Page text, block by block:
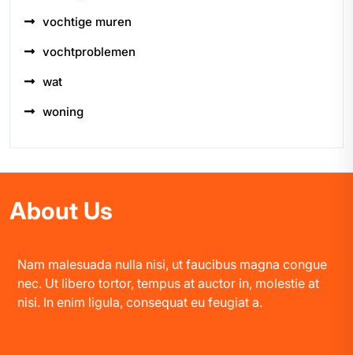
vochtige muren
vochtproblemen
wat
woning
About Us
Nam malesuada nulla nisi, ut faucibus magna congue
nec. Ut libero tortor, tempus at auctor in, molestie at
nisi. In enim ligula, consequat eu feugiat a.